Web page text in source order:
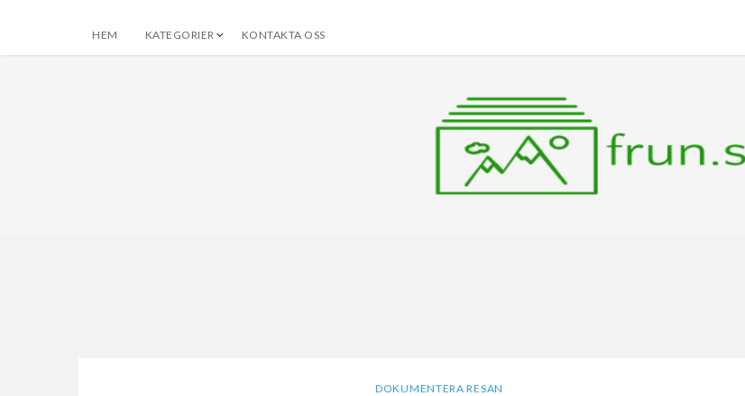
HEM KATEGORIER KONTAKTA OSS
DOKUMENTERA RESAN